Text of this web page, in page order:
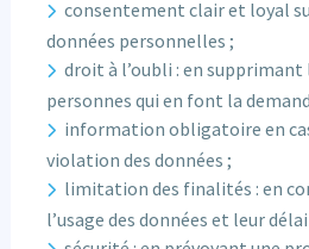
consentement clair et loyal
données personnelles ;
droit à l’oubli : en supprimant
personnes qui en font la
information obligatoire en
violation des données ;
limitation des finalités : en
l’usage des données et leur